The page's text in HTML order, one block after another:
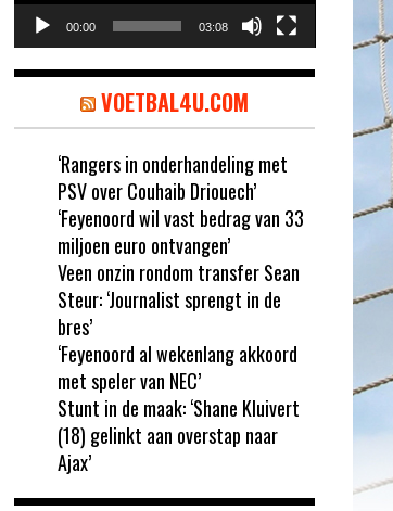
00:00 03:08
VOETBAL4U.COM
‘Rangers in onderhandeling met
PSV over Couhaib Driouech’
‘Feyenoord wil vast bedrag van 33
miljoen euro ontvangen’
Veen onzin rondom transfer Sean
Steur: ‘Journalist sprengt in de
bres’
‘Feyenoord al wekenlang akkoord
met speler van NEC’
Stunt in de maak: ‘Shane Kluivert
(18) gelinkt aan overstap naar
Ajax’